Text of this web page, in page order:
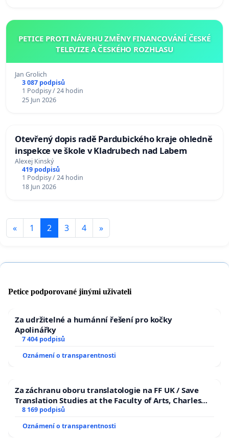
PETICE PROTI NÁVRHU ZMĚNY FINANCOVÁNÍ ČESKÉ
TELEVIZE A ČESKÉHO ROZHLASU
Jan Grolich
3 087 podpisů
1 Podpisy / 24 hodin
25 Jun 2026
Otevřený dopis radě Pardubického kraje ohledně
inspekce ve škole v Kladrubech nad Labem
Alexej Kinský
419 podpisů
1 Podpisy / 24 hodin
18 Jun 2026
« 1 2 3 4 »
Petice podporované jinými uživateli
Za udržitelné a humánní řešení pro kočky
Apolinářky
7 404 podpisů
Oznámení o transparentnosti
Za záchranu oboru translatologie na FF UK / Save
Translation Studies at the Faculty of Arts, Charles
University
8 169 podpisů
Oznámení o transparentnosti